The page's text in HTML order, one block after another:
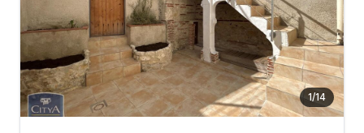
1/14